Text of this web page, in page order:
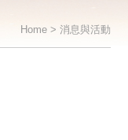
Home > 消息與活動